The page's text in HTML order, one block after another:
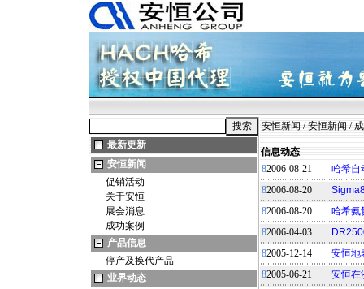
最新更新
安恒新闻
促销活动
关于安恒
展会消息
成功案例
产品信息
停产及换代产品
业界动态
安恒新闻 /安恒新闻 /
信息动态
82006-08-21
哈希自
82006-08-20
82006-08-20
哈希氨
82006-04-03
82005-12-14
安恒地
82005-06-21
安恒在